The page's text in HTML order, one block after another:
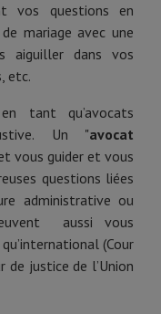
vos questions en
mariage avec une
aiguiller dans vos
etc.
tant qu’avocats
Un "avocat
vous guider et vous
questions liées
administrative ou
aussi vous
(Cour
de justice de l’Union